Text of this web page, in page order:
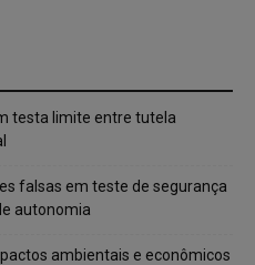
testa limite entre tutela
falsas em teste de segurança
autonomia
ambientais e econômicos